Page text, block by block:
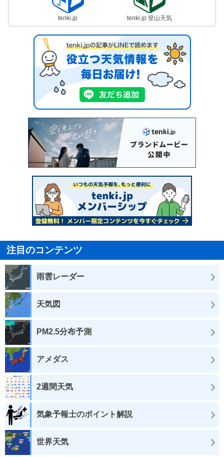
tenki.jp tenki.jp 登山天気
注目のコンテンツ
雨雲レーダー
天気図
PM2.5分布予測
アメダス
2週間天気
気象予報士のポイント解説
世界天気